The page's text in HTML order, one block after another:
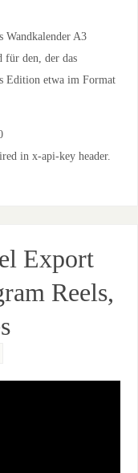
Wandkalender A3
für den, der das
Edition etwa im Format
in x-api-key header.
Export
Reels,